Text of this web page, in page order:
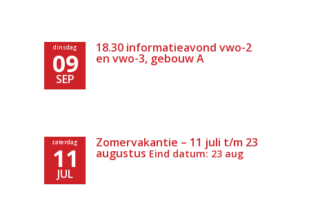
dinsdag
09
SEP
18.30 informatieavond vwo-2
en vwo-3, gebouw A
zaterdag
11
JUL
Zomervakantie – 11 juli t/m 23
augustus Eind datum: 23 aug